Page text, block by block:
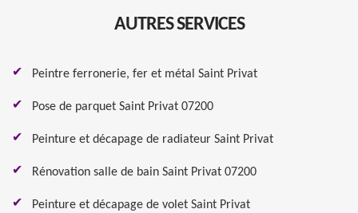
AUTRES SERVICES
Peintre ferronerie, fer et métal Saint Privat
Pose de parquet Saint Privat 07200
Peinture et décapage de radiateur Saint Privat
Rénovation salle de bain Saint Privat 07200
Peinture et décapage de volet Saint Privat